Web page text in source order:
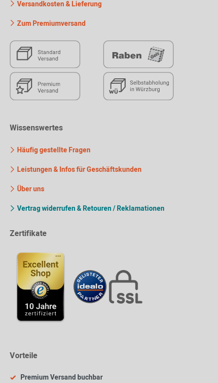
Versandkosten & Lieferung
Zum Premiumversand
Wissenswertes
Häufig gestellte Fragen
Leistungen & Infos für Geschäftskunden
Über uns
Vertrag widerrufen & Retouren / Reklamationen
Zertifikate
Vorteile
Premium Versand buchbar